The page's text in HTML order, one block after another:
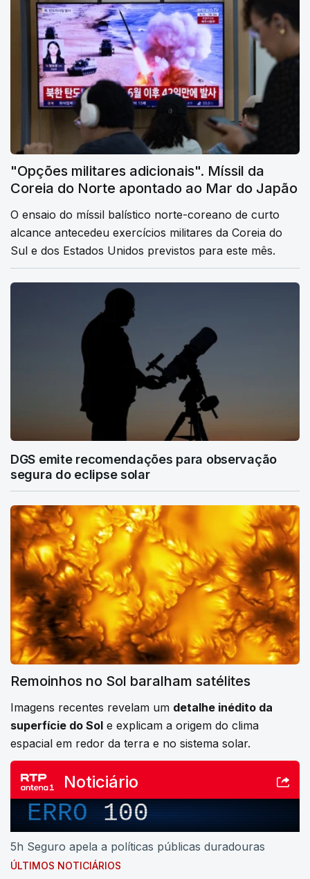
"Opções militares adicionais". Míssil da
Coreia do Norte apontado ao Mar do Japão
O ensaio do míssil balístico norte-coreano de curto
alcance antecedeu exercícios militares da Coreia do
Sul e dos Estados Unidos previstos para este mês.
DGS emite recomendações para observação
segura do eclipse solar
Remoinhos no Sol baralham satélites
Imagens recentes revelam um detalhe inédito da
superfície do Sol e explicam a origem do clima
espacial em redor da terra e no sistema solar.
Noticiário
ERRO100
5h Seguro apela a políticas públicas duradouras
ÚLTIMOS NOTICIÁRIOS